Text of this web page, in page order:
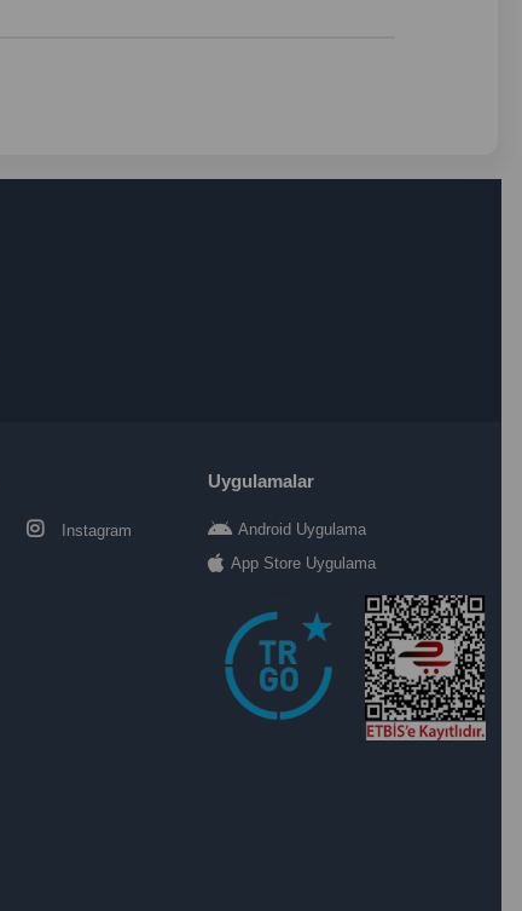
Instagram
Uygulamalar
Android Uygulama
App Store Uygulama